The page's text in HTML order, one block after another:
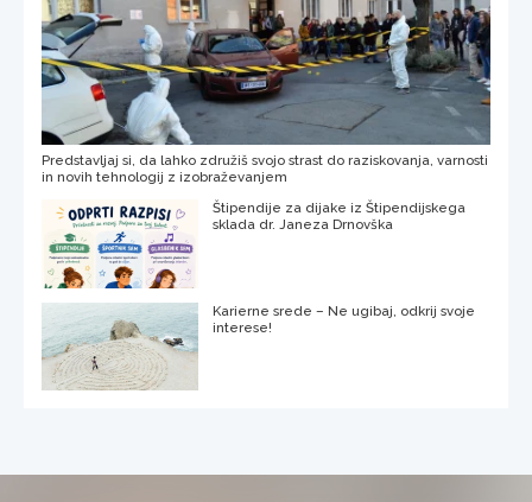
Predstavljaj si, da lahko združiš svojo strast do raziskovanja, varnosti
in novih tehnologij z izobraževanjem
Štipendije za dijake iz Štipendijskega
sklada dr. Janeza Drnovška
Karierne srede – Ne ugibaj, odkrij svoje
interese!